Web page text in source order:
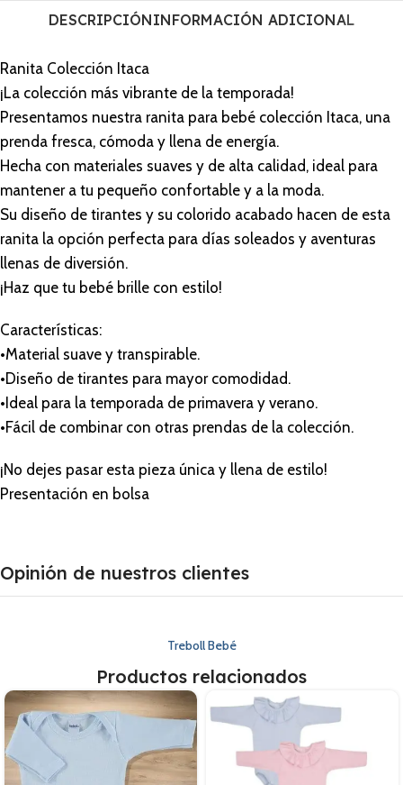
DESCRIPCIÓNINFORMACIÓN ADICIONAL
Ranita Colección Itaca
¡La colección más vibrante de la temporada!
Presentamos nuestra ranita para bebé colección Itaca, una
prenda fresca, cómoda y llena de energía.
Hecha con materiales suaves y de alta calidad, ideal para
mantener a tu pequeño confortable y a la moda.
Su diseño de tirantes y su colorido acabado hacen de esta
ranita la opción perfecta para días soleados y aventuras
llenas de diversión.
¡Haz que tu bebé brille con estilo!
Características:
•Material suave y transpirable.
•Diseño de tirantes para mayor comodidad.
•Ideal para la temporada de primavera y verano.
•Fácil de combinar con otras prendas de la colección.
¡No dejes pasar esta pieza única y llena de estilo!
Presentación en bolsa
Opinión de nuestros clientes
Treboll Bebé
Productos relacionados